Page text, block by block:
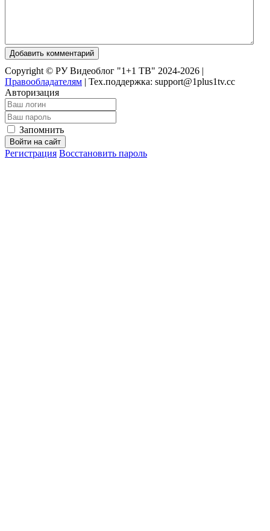
Добавить комментарий
Copyright © РУ Видеоблог "1+1 ТВ" 2024-2026 |
Правообладателям | Тех.поддержка: support@1plus1tv.cc
Авторизация
Запомнить
Войти на сайт
Регистрация Восстановить пароль